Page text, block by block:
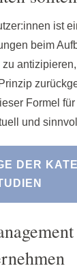
ist
beim
Formel für
und
DER